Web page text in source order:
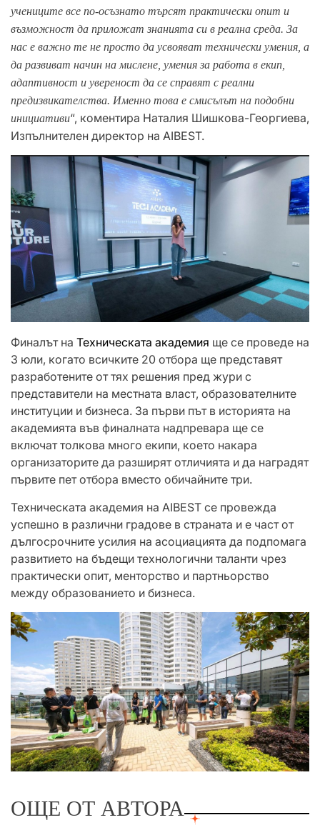
учениците все по-осъзнато търсят практически опит и
възможност да приложат знанията си в реална среда. За
нас е важно те не просто да усвояват технически умения, а
да развиват начин на мислене, умения за работа в екип,
адаптивност и увереност да се справят с реални
предизвикателства. Именно това е смисълът на подобни
инициативи“, коментира Наталия Шишкова-Георгиева,
Изпълнителен директор на AIBEST.
Финалът на Техническата академия ще се проведе на
3 юли, когато всичките 20 отбора ще представят
разработените от тях решения пред жури с
представители на местната власт, образователните
институции и бизнеса. За първи път в историята на
академията във финалната надпревара ще се
включат толкова много екипи, което накара
организаторите да разширят отличията и да наградят
първите пет отбора вместо обичайните три.
Техническата академия на AIBEST се провежда
успешно в различни градове в страната и е част от
дългосрочните усилия на асоциацията да подпомага
развитието на бъдещи технологични таланти чрез
практически опит, менторство и партньорство
между образованието и бизнеса.
ОЩЕ ОТ АВТОРА